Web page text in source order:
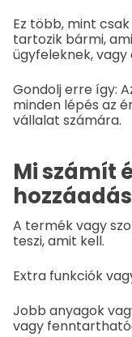
Ez több, mint
tartozik bármi,
ügyfeleknek,
Gondolj erre így:
minden lépés az
vállalat számára.
Mi számít
A termék vagy
teszi, amit kell.
Extra funkciók
Jobb anyagok
vagy